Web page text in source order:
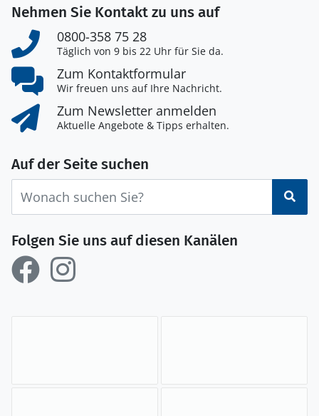
Nehmen Sie Kontakt zu uns auf
0800-358 75 28
Täglich von 9 bis 22 Uhr für Sie da.
Zum Kontaktformular
Wir freuen uns auf Ihre Nachricht.
Zum Newsletter anmelden
Aktuelle Angebote & Tipps erhalten.
Auf der Seite suchen
Folgen Sie uns auf diesen Kanälen